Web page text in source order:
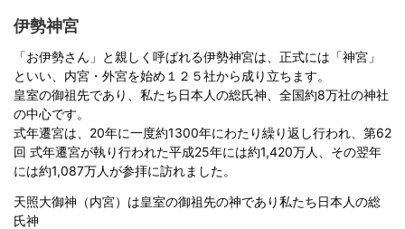
伊勢神宮
「お伊勢さん」と親しく呼ばれる伊勢神宮は、正式には「神宮」
といい、内宮・外宮を始め１２５社から成り立ちます。
皇室の御祖先であり、私たち日本人の総氏神、全国約8万社の神社
の中心です。
式年遷宮は、20年に一度約1300年にわたり繰り返し行われ、第62
回 式年遷宮が執り行われた平成25年には約1,420万人、その翌年
には約1,087万人が参拝に訪れました。
天照大御神（内宮）は皇室の御祖先の神であり私たち日本人の総
氏神